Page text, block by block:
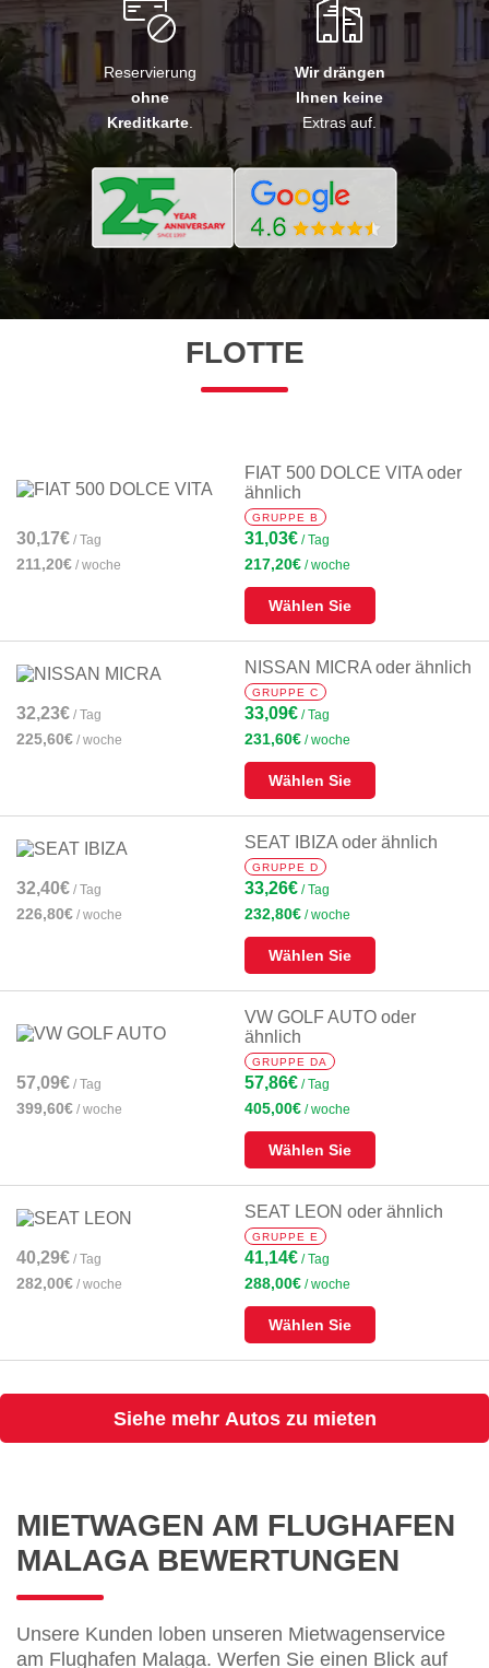
Reservierung
ohne
Kreditkarte.
Wir drängen
Ihnen keine
Extras auf.
FLOTTE
FIAT 500 DOLCE VITA oder
ähnlich
GRUPPE B
30,17€ / Tag
211,20€ / woche
31,03€ / Tag
217,20€ / woche
Wählen Sie
NISSAN MICRA oder ähnlich
GRUPPE C
32,23€ / Tag
225,60€ / woche
33,09€ / Tag
231,60€ / woche
Wählen Sie
SEAT IBIZA oder ähnlich
GRUPPE D
32,40€ / Tag
226,80€ / woche
33,26€ / Tag
232,80€ / woche
Wählen Sie
VW GOLF AUTO oder
ähnlich
GRUPPE DA
57,09€ / Tag
399,60€ / woche
57,86€ / Tag
405,00€ / woche
Wählen Sie
SEAT LEON oder ähnlich
GRUPPE E
40,29€ / Tag
282,00€ / woche
41,14€ / Tag
288,00€ / woche
Wählen Sie
Siehe mehr Autos zu mieten
MIETWAGEN AM FLUGHAFEN
MALAGA BEWERTUNGEN
Unsere Kunden loben unseren Mietwagenservice
am Flughafen Malaga. Werfen Sie einen Blick auf